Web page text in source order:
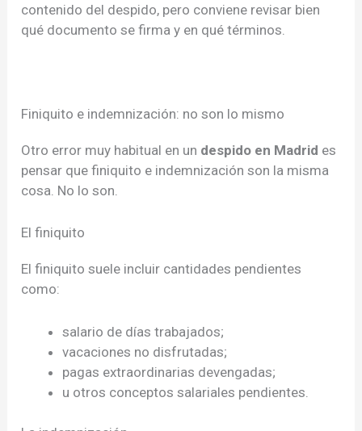
contenido del despido, pero conviene revisar bien
qué documento se firma y en qué términos.
Finiquito e indemnización: no son lo mismo
Otro error muy habitual en un despido en Madrid es
pensar que finiquito e indemnización son la misma
cosa. No lo son.
El finiquito
El finiquito suele incluir cantidades pendientes
como:
salario de días trabajados;
vacaciones no disfrutadas;
pagas extraordinarias devengadas;
u otros conceptos salariales pendientes.